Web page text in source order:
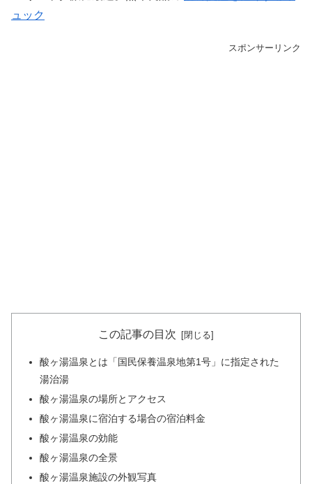
ュック
スポンサーリンク
この記事の目次
酸ヶ湯温泉とは「国民保養温泉地第1号」に指定された
湯治湯
酸ヶ湯温泉の場所とアクセス
酸ヶ湯温泉に宿泊する場合の宿泊料金
酸ヶ湯温泉の効能
酸ヶ湯温泉の全景
酸ヶ湯温泉施設の外観写真